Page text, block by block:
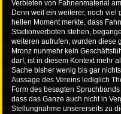
Verbieten von Fahnenmaterial
Denn weil ein weiterer, noch viel
hellen Moment merkte, dass
Stadionverboten stehen,
weiteren aufrufen, wurden diese
Mronz nunmehr kein
darf, ist in diesem Kontext mehr
Sache bisher wenig bis gar
Aussage des Vereins lediglich
Form des besagten
dass das Ganze auch nicht in
Stellungnahme unsererseits zu